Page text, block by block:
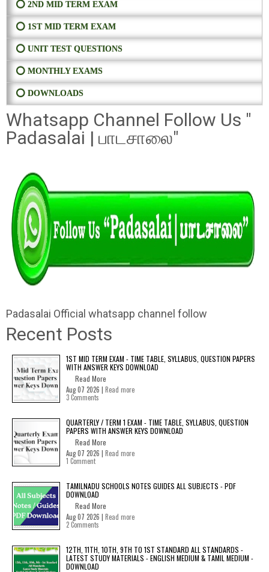
⭕ 2ND MID TERM EXAM
⭕ 1ST MID TERM EXAM
⭕ UNIT TEST QUESTIONS
⭕ MONTHLY EXAMS
⭕ DOWNLOADS
Whatsapp Channel Follow Us "
Padasalai | பாடசாலை"
Padasalai Official whatsapp channel follow
Recent Posts
1ST MID TERM EXAM - TIME TABLE, SYLLABUS, QUESTION PAPERS
WITH ANSWER KEYS DOWNLOAD
Read More
Aug 07 2026 | Read more
3 Comments
QUARTERLY / TERM 1 EXAM - TIME TABLE, SYLLABUS, QUESTION
PAPERS WITH ANSWER KEYS DOWNLOAD
Read More
Aug 07 2026 | Read more
1 Comment
TAMILNADU SCHOOLS NOTES GUIDES ALL SUBJECTS - PDF
DOWNLOAD
Read More
Aug 07 2026 | Read more
2 Comments
12TH, 11TH, 10TH, 9TH TO 1ST STANDARD ALL STANDARDS -
LATEST STUDY MATERIALS - ENGLISH MEDIUM & TAMIL MEDIUM -
DOWNLOAD